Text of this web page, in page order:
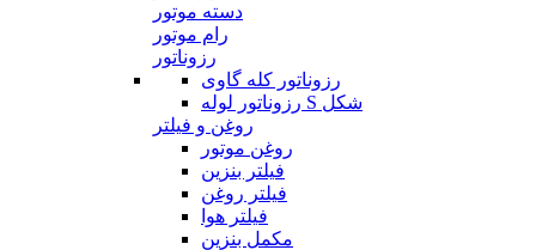
دسته موتور
رام موتور
رزوناتور
رزوناتور کله گاوی
رزوناتور لوله S شکل
روغن و فیلتر
روغن موتور
فیلتر بنزین
فیلتر روغن
فیلتر هوا
مکمل بنزین